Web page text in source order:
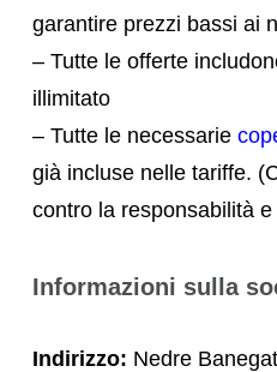
garantire prezzi bassi ai
– Tutte le offerte
illimitato
– Tutte le necessarie
già incluse nelle tariffe.
contro la responsabilità
Informazioni sulla
Indirizzo: Nedre